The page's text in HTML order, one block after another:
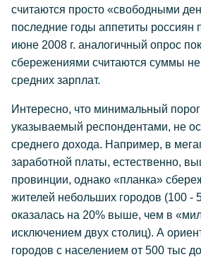
считаются просто «свободными
последние годы аппетиты россиян
июне 2008 г. аналогичный опрос
сбережениями считаются суммы
средних зарплат.
Интересно, что минимальный
указываемый респондентами, не
среднего дохода. Например, в
заработной платы, естественно,
провинции, однако «планка»
жителей небольших городов (100 -
оказалась на 20% выше, чем в
исключением двух столиц). А
городов с населением от 500 тыс